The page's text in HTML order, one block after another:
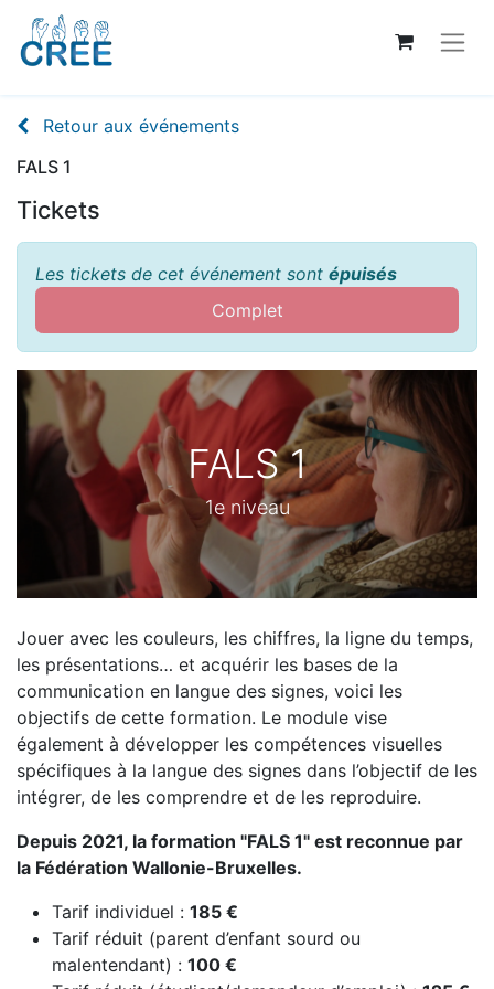
Retour aux événements
FALS 1
Tickets
Les tickets de cet événement sont épuisés
Complet
FALS 1
1e niveau
Jouer avec les couleurs, les chiffres, la ligne du temps,
les présentations… et acquérir les bases de la
communication en langue des signes, voici les
objectifs de cette formation. Le module vise
également à développer les compétences visuelles
spécifiques à la langue des signes dans l’objectif de les
intégrer, de les comprendre et de les reproduire.
Depuis 2021, la formation "FALS 1" est reconnue par
la Fédération Wallonie-Bruxelles.
Tarif individuel : 185 €
Tarif réduit (parent d’enfant sourd ou
malentendant) : 100 €